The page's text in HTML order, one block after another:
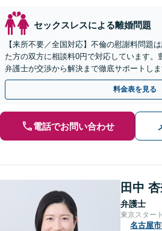
セックスレスによる離婚問題
【来所不要／全国対応】不倫の慰謝料問題
た方の双方に相談料0円で対応しています。
弁護士が交渉から解決まで徹底サポートし
手金の返還保証もありますので安心してご
料金表を見る
電話でお問い合わせ
田中
弁護士
東京スター
名古屋